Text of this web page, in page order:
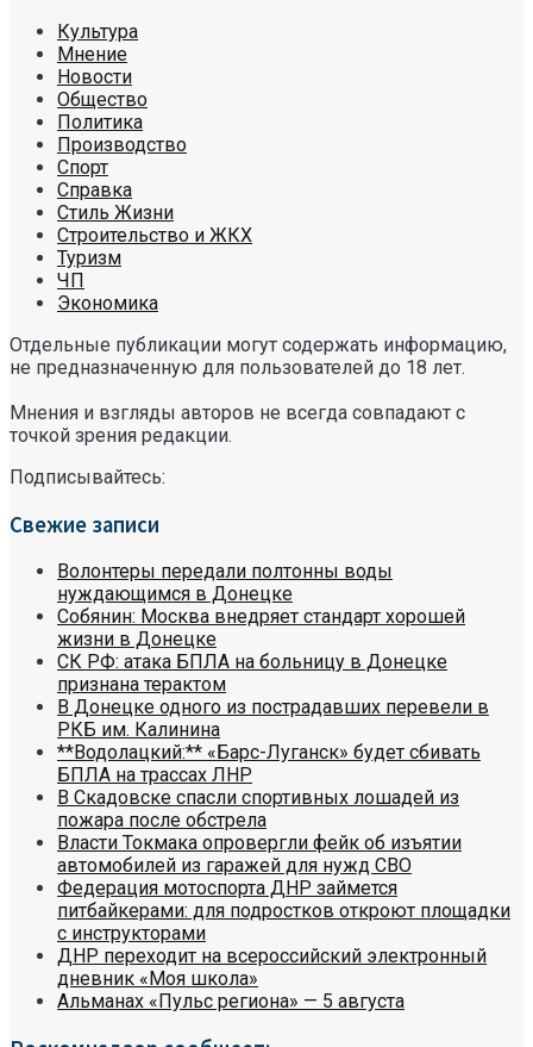
Культура
Мнение
Новости
Общество
Политика
Производство
Спорт
Справка
Стиль Жизни
Строительство и ЖКХ
Туризм
ЧП
Экономика
Отдельные публикации могут содержать информацию,
не предназначенную для пользователей до 18 лет.
Мнения и взгляды авторов не всегда совпадают с
точкой зрения редакции.
Подписывайтесь:
Свежие записи
Волонтеры передали полтонны воды
нуждающимся в Донецке
Собянин: Москва внедряет стандарт хорошей
жизни в Донецке
СК РФ: атака БПЛА на больницу в Донецке
признана терактом
В Донецке одного из пострадавших перевели в
РКБ им. Калинина
**Водолацкий:** «Барс-Луганск» будет сбивать
БПЛА на трассах ЛНР
В Скадовске спасли спортивных лошадей из
пожара после обстрела
Власти Токмака опровергли фейк об изъятии
автомобилей из гаражей для нужд СВО
Федерация мотоспорта ДНР займется
питбайкерами: для подростков откроют площадки
с инструкторами
ДНР переходит на всероссийский электронный
дневник «Моя школа»
Альманах «Пульс региона» — 5 августа